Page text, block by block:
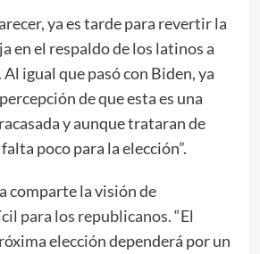
ya es tarde para revertir la
en el respaldo de los latinos a
igual que pasó con Biden, ya
de que esta es una
y aunque trataran de
poco para la elección”.
comparte la visión de
para los republicanos. “El
elección dependerá por un